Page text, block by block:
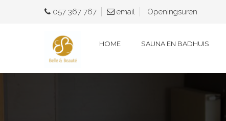
057 367 767 email Openingsuren
HOME SAUNA EN BADHUIS